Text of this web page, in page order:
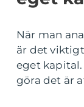
När man
är det
eget
göra det är